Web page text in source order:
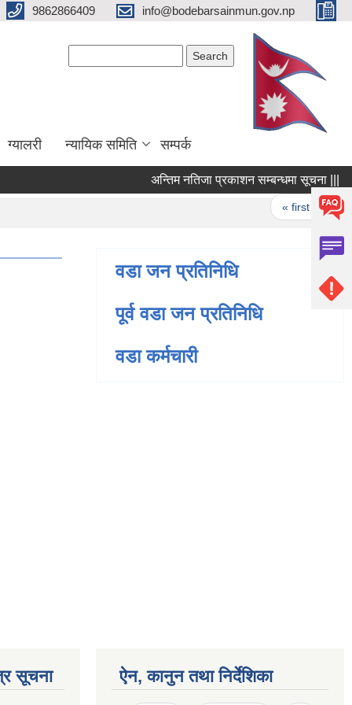
9862866409 info@bodebarsainmun.gov.np
ग्यालरी न्यायिक समिति सम्पर्क
अन्तिम नतिजा प्रकाशन सम्बन्धमा सूचना |||
« first ‹
वडा जन प्रतिनिधि
पूर्व वडा जन प्रतिनिधि
वडा कर्मचारी
सूचना ऐन, कानुन तथा निर्देशिका